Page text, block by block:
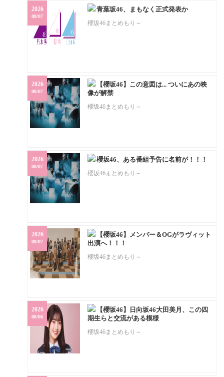
青葉坂46、まもなく正式発表か
櫻坂46まとめもり～
2026
08/07
【櫻坂46】この意図は... ついにあの映
像が解禁
櫻坂46まとめもり～
2026
08/07
櫻坂46、ある番組予告に名前が！！！
櫻坂46まとめもり～
2026
08/07
【櫻坂46】メンバー＆OGがラヴィット
出演へ！！！
櫻坂46まとめもり～
2026
08/07
【櫻坂46】日向坂46大田美月、この四
期生らと交流がある模様
櫻坂46まとめもり～
2026
08/06